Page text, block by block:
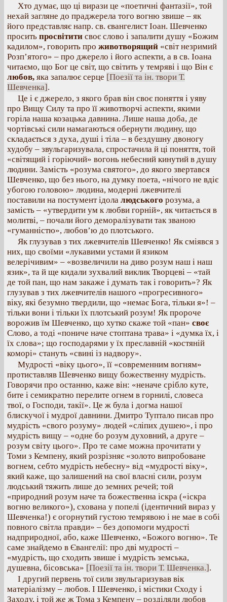
Хто думає, що ці вирази це «поетичні фантазії», той
нехай загляне до праджерела того вогню звише – як
його представляє напр. св. євангелист Іоан. Шевченко
просить просвітити своє слово і запалити душу «Божим
кадилом», говорить про животворящий «світ незримий
Розп’ятого» – про джерело і його аспекти, а в св. Іоана
читаємо, що Бог це світ, що світить у темряві і що Він є
любов, яка запалює серце [Поезії та ін. твори Т.
Шевченка].
Це і є джерело, з якого брав він своє поняття і уяву
про Вищу Силу та про її животворчі аспекти, якими
горіла наша козацька давнина. Лише наша доба, де
чортівські сили намагаються обернути людину, що
складається з духа, душі і тіла – в бездушну двоногу
худобу – звульгаризувала, спростачила й ці поняття, той
«світящий і горіючий» вогонь небесний кинутий в душу
людини. Замість «розума святого», до якого звертався
Шевченко, що без нього, на думку поета, «нічого не вдіє
убогою головою» людина, модерні лжевчителі
поставили на постумент ідола людського розума, а
замість – «утвердити ум к любви горній», як читається в
молитві, – почали його деморалізувати так званою
«гуманністю», любов’ю до плотського.
Як глузував з тих лжевчителів Шевченко! Як сміявся з
них, що своїми «лукавими устами й язиком
велерічивим» – «возвеличили на диво розум наш і наш
язик», та й ще кидали зухвалий виклик Творцеві – «тай
де той пан, що нам закаже і думать так і говорить»? Як
глузував з тих лжевчителів нашого «прогресивного»
віку, які безумно твердили, що «немає Бога, тільки я»! –
тільки вони і тільки їх плотський розум! Як пророче
ворожив їм Шевченко, що хутко скаже той «пан» своє
Слово, а тоді «пониче наче стоптана трава» і «думка їх, і
їх слова»; що господарями у їх преславній «костяній
коморі» стануть «свині із надвору».
Мудрості «віку цього», її «современним вогням»
протиставляв Шевченко вищу божественну мудрість.
Говорячи про останню, каже він: «неначе срібло куте,
бите і семикратно перелите огнем в горнилі, словеса
твої, о Господи, такії». Це ж була і догма нашої
блискучої і мудрої давнини. Дмитро Туптало писав про
мудрість «свого розуму» людей «сліпих душею», і про
мудрість вищу – «одне бо розум духовний, а друге –
розум світу цього». Про те саме можна прочитати у
Томи з Кемпену, який розрізняє «золото випробоване
вогнем, себто мудрість небесну» від «мудрості віку»,
який каже, що залишений на свої власні сили, розум
людський тяжить лише до земних речей; той
«природний розум наче та божественна іскра («іскра
вогню великого»), схована у попелі (ідентичний вираз у
Шевченка!) є огорнутий густою темрявою і не мае в собі
повного світла правди» – без допомоги мудрості
надприродної, або, каже Шевченко, «Божого вогню». Те
саме знайдемо в Євангелії: про дві мудрості –
«мудрість, що сходить звише і мудрість земська,
душевна, бісовська» [Поезії та ін. твори Т. Шевченка.].
І другий первень тої сили звульгаризував вік
матеріалізму – любов. І Шевченко, і містики Сходу і
Заходу, і той же ж Тома з Кемпену – розділяли любов